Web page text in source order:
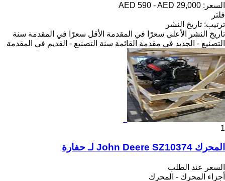
السعر: AED 590 - AED 29,000
فلتر
ترتيب: تاريخ النشر
تاريخ النشر
الأعلى سعرًا في المقدمة الأقل سعرًا في المقدمة سنة
التصنيع - الجديد في مقدمة القائمة سنة التصنيع - القديم في المقدمة
1
المحرك John Deere SZ10374 لـ حفارة
السعر عند الطلب
أجزاء المحرك - المحرك